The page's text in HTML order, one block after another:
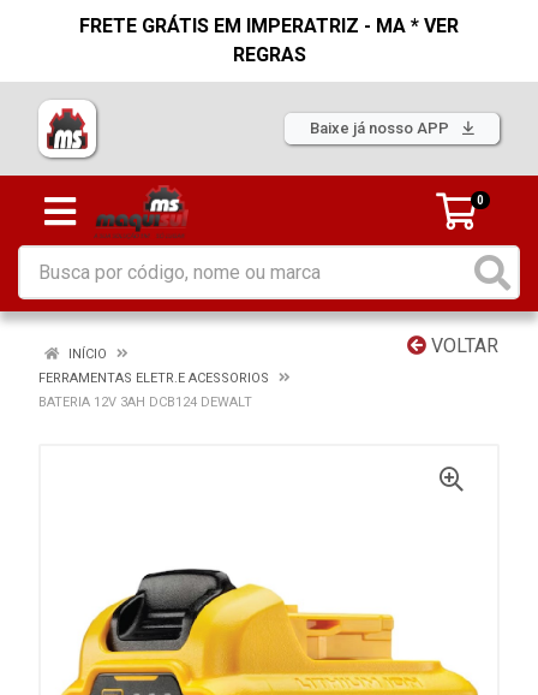
FRETE GRÁTIS EM IMPERATRIZ - MA * VER
REGRAS
Baixe já nosso APP
0
VOLTAR
INÍCIO
FERRAMENTAS ELETR.E ACESSORIOS
BATERIA 12V 3AH DCB124 DEWALT